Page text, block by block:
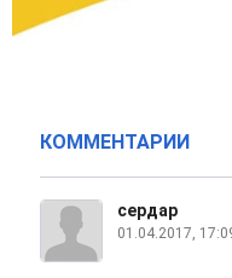
КОММЕНТАРИИ
сердар
01.04.2017,